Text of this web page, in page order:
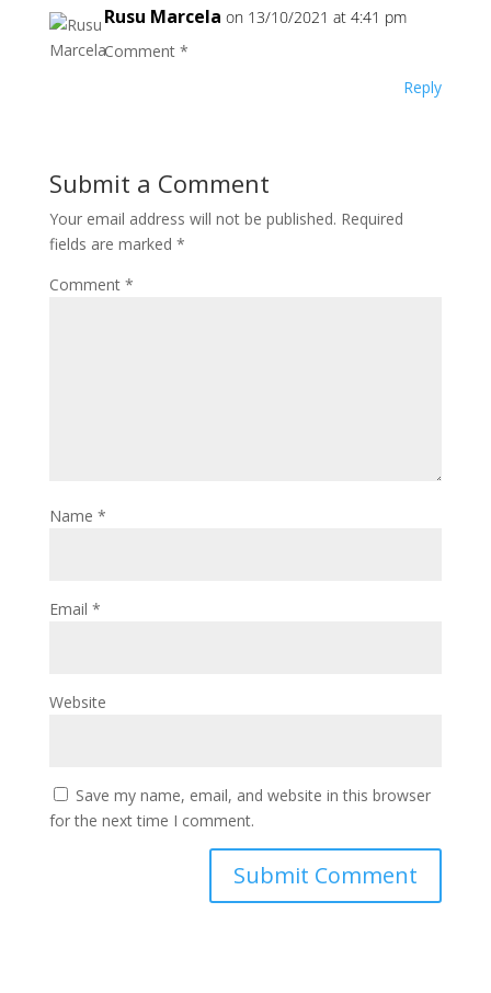
Rusu Marcela on 13/10/2021 at 4:41 pm
Comment *
Reply
Submit a Comment
Your email address will not be published. Required
fields are marked *
Comment *
Name *
Email *
Website
Save my name, email, and website in this browser
for the next time I comment.